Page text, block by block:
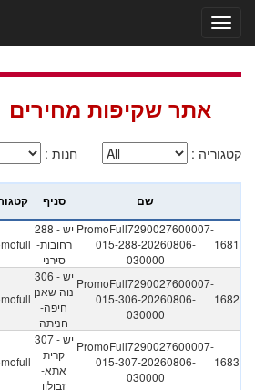
אתר שקיפות מחירים
: חנות : קטגוריה
סניף שם
288 - יש
רחובות-
סירני
PromoFull7290027600007-
015-288-20260806-
030000
1681
306 - יש
נוה שאנן
חיפה-
חניתה
PromoFull7290027600007-
015-306-20260806-
030000
1682
307 - יש
קרית
אתא-
זבולון
PromoFull7290027600007-
015-307-20260806-
030000
1683